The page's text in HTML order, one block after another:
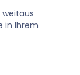
in Ihrem